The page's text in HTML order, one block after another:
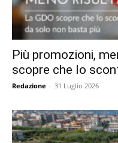
Più promozioni,
scopre che lo
Redazione - 31 Luglio 2026